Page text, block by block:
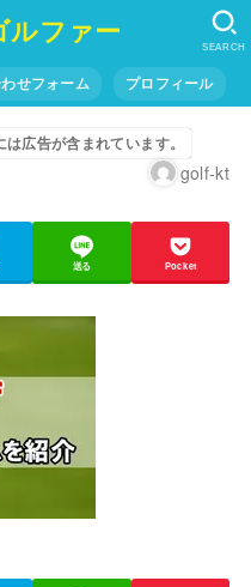
ルファー
せフォーム プロフィール
SEARCH
広告が含まれています。
golf-kt
送る Pocket